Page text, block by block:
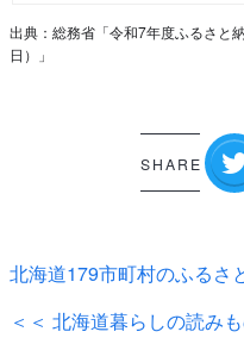
出典：総務省「令和7年度ふるさと
日）」
SHARE
北海道179市町村のふるさ
＜＜ 北海道暮らしの読み